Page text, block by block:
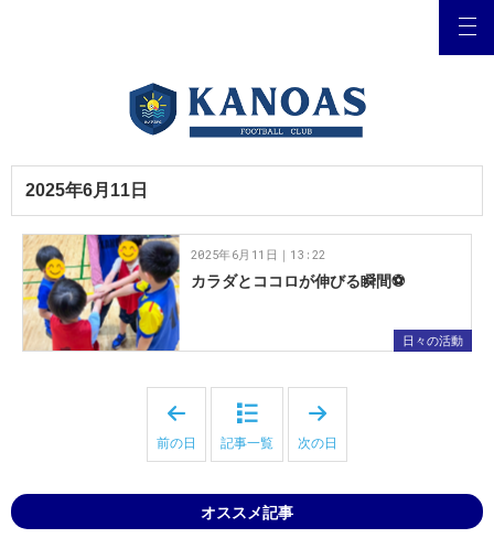
2025年6月11日
日々の活動
カラダとココロが伸びる瞬間⚽️
2025年6月11日｜13:22
5
6
月
7
前の日 記事一覧
5
6
1
次の日
オススメ記事